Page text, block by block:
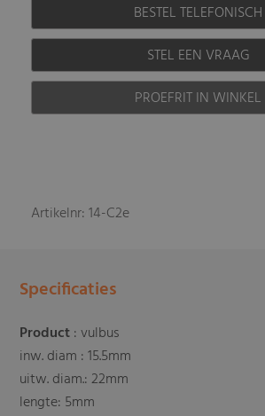
BESTEL TELEFONISCH
STEL EEN VRAAG
PROEFRIT IN WINKEL
Artikelnr: 14-C2e
Specificaties
Product: vulbus
inw. diam : 15.5mm
uitw. diam.: 22mm
lengte: 5mm